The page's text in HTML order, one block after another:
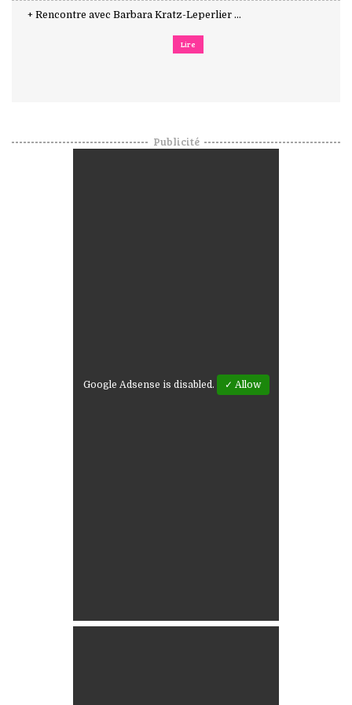
+ Rencontre avec Barbara Kratz-Leperlier ...
Lire
Publicité
Google Adsense is disabled. ✓ Allow